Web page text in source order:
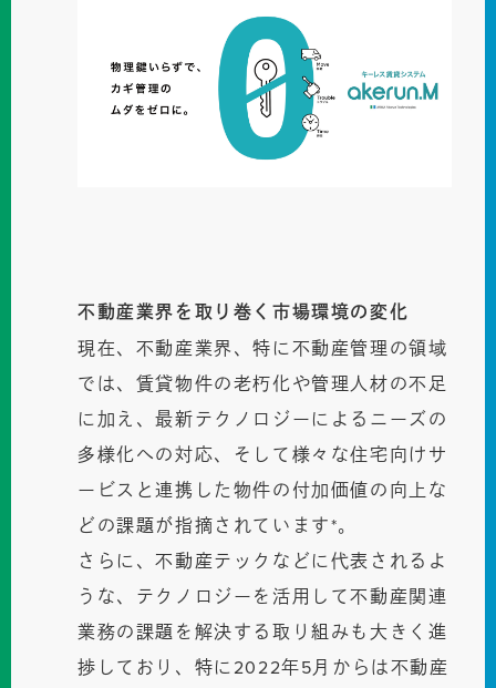
不動産業界を取り巻く市場環境の変化
現在、不動産業界、特に不動産管理の領域
では、賃貸物件の老朽化や管理人材の不足
に加え、最新テクノロジーによるニーズの
多様化への対応、そして様々な住宅向けサ
ービスと連携した物件の付加価値の向上な
どの課題が指摘されています*。
さらに、不動産テックなどに代表されるよ
うな、テクノロジーを活用して不動産関連
業務の課題を解決する取り組みも大きく進
捗しており、特に2022年5月からは不動産